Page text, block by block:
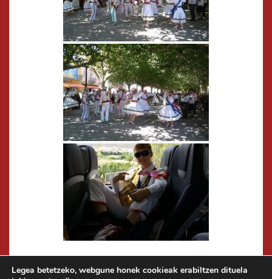
Legea betetzeko, webgune honek cookieak erabiltzen dituela